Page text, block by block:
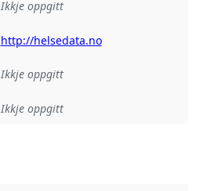
Ikkje oppgitt
http://helsedata.no
Ikkje oppgitt
Ikkje oppgitt